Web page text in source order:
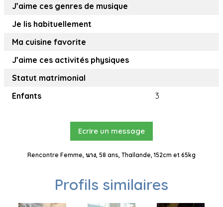
J’aime ces genres de musique
Je lis habituellement
Ma cuisine favorite
J’aime ces activités physiques
Statut matrimonial
Enfants
3
Ecrire un message
Rencontre Femme, นาง, 58 ans, Thaïlande, 152cm et 65kg
Profils similaires